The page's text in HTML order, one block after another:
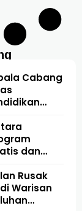
Cabang
Buka
Deep
serta
bagi
dan
Imum
Uji
APH
Rusak
Warisan